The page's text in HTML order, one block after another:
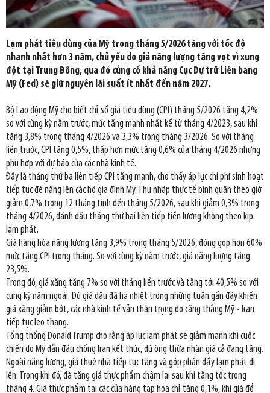
Lạm phát tiêu dùng của Mỹ trong tháng 5/2026 tăng với tốc độ
nhanh nhất hơn 3 năm, chủ yếu do giá năng lượng tăng vọt vì xung
đột tại Trung Đông, qua đó củng cố khả năng Cục Dự trữ Liên bang
Mỹ (Fed) sẽ giữ nguyên lãi suất ít nhất đến năm 2027.
Bộ Lao động Mỹ cho biết chỉ số giá tiêu dùng (CPI) tháng 5/2026 tăng 4,2%
so với cùng kỳ năm trước, mức tăng mạnh nhất kể từ tháng 4/2023, sau khi
tăng 3,8% trong tháng 4/2026 và 3,3% trong tháng 3/2026. So với tháng
liền trước, CPI tăng 0,5%, thấp hơn mức tăng 0,6% của tháng 4/2026 nhưng
phù hợp với dự báo của các nhà kinh tế.
Đây là tháng thứ ba liên tiếp CPI tăng mạnh, cho thấy áp lực chi phí sinh hoạt
tiếp tục đè nặng lên các hộ gia đình Mỹ. Thu nhập thực tế bình quân theo giờ
giảm 0,7% trong 12 tháng tính đến tháng 5/2026, sau khi giảm 0,3% trong
tháng 4/2026, đánh dấu tháng thứ hai liên tiếp tiền lương không theo kịp
lạm phát.
Giá hàng hóa năng lượng tăng 3,9% trong tháng 5/2026, đóng góp hơn 60%
mức tăng CPI trong tháng. So với cùng kỳ năm trước, giá năng lượng tăng
23,5%.
Trong đó, giá xăng tăng 7% so với tháng liền trước và tăng tới 40,5% so với
cùng kỳ năm ngoái. Dù giá dầu đã hạ nhiệt trong những tuần gần đây khiến
giá xăng giảm bớt, các nhà kinh tế vẫn thận trọng do căng thẳng Mỹ - Iran
tiếp tục leo thang.
Tổng thống Donald Trump cho rằng áp lực lạm phát sẽ giảm mạnh khi cuộc
chiến do Mỹ dẫn đầu chống Iran kết thúc, dù ông thừa nhận giá cả đang tăng.
Ngoài năng lượng, giá thuê nhà tiếp tục tăng và góp phần đẩy lạm phát đi
lên. Trong khi đó, đà tăng giá thực phẩm chậm lại sau khi tăng tốc trong
tháng 4. Giá thực phẩm tại các cửa hàng tạp hóa chỉ tăng 0,1%, khi giá đồ